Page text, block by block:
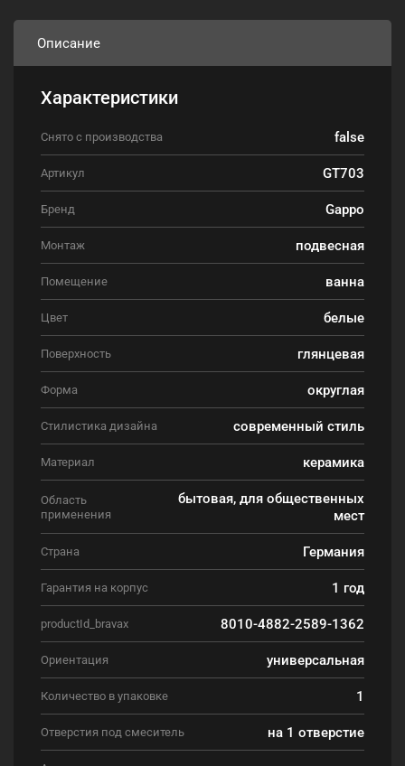
Описание
Характеристики
Снято с производства false
Артикул GT703
Бренд Gappo
Монтаж подвесная
Помещение ванна
Цвет белые
Поверхность глянцевая
Форма округлая
Стилистика дизайна современный стиль
Материал керамика
Область
применения
бытовая, для общественных
мест
Страна Германия
Гарантия на корпус 1 год
productId_bravax 8010-4882-2589-1362
Ориентация универсальная
Количество в упаковке 1
Отверстия под смеситель на 1 отверстие